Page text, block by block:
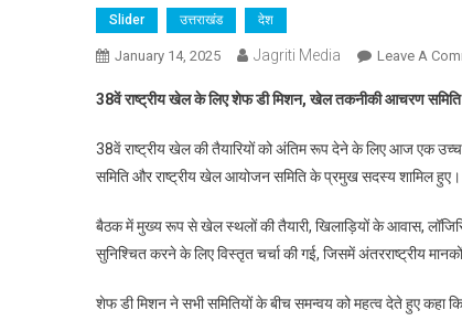
Slider उत्तराखंड देश
January 14, 2025 Jagriti Media Leave A
38वें राष्ट्रीय खेल के लिए शेफ डी मिशन, खेल तकनीकी आचरण
38वें राष्ट्रीय खेल की तैयारियों को अंतिम रूप देने के लिए आज एक
समिति और राष्ट्रीय खेल आयोजन समिति के प्रमुख सदस्य शामिल हुए।
बैठक में मुख्य रूप से खेल स्थलों की तैयारी, खिलाड़ियों के आवास,
सुनिश्चित करने के लिए विस्तृत चर्चा की गई, जिसमें अंतरराष्ट्रीय
शेफ डी मिशन ने सभी समितियों के बीच समन्वय को महत्व देते हुए कहा